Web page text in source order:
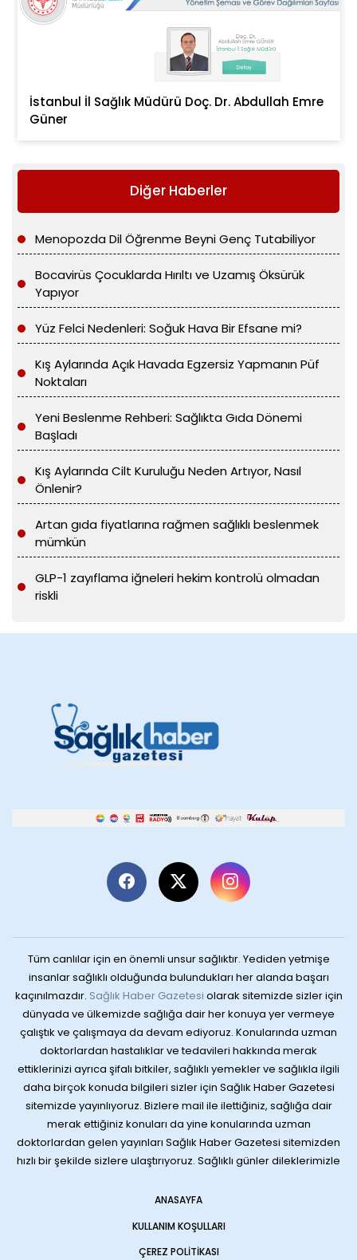
İstanbul İl Sağlık Müdürü Doç. Dr. Abdullah Emre
Güner
Diğer Haberler
Menopozda Dil Öğrenme Beyni Genç Tutabiliyor
Bocavirüs Çocuklarda Hırıltı ve Uzamış Öksürük
Yapıyor
Yüz Felci Nedenleri: Soğuk Hava Bir Efsane mi?
Kış Aylarında Açık Havada Egzersiz Yapmanın Püf
Noktaları
Yeni Beslenme Rehberi: Sağlıkta Gıda Dönemi
Başladı
Kış Aylarında Cilt Kuruluğu Neden Artıyor, Nasıl
Önlenir?
Artan gıda fiyatlarına rağmen sağlıklı beslenmek
mümkün
GLP-1 zayıflama iğneleri hekim kontrolü olmadan
riskli
Tüm canlılar için en önemli unsur sağlıktır. Yediden yetmişe
insanlar sağlıklı olduğunda bulundukları her alanda başarı
kaçınılmazdır. Sağlık Haber Gazetesi olarak sitemizde sizler için
dünyada ve ülkemizde sağlığa dair her konuya yer vermeye
çalıştık ve çalışmaya da devam ediyoruz. Konularında uzman
doktorlardan hastalıklar ve tedavileri hakkında merak
ettiklerinizi ayrıca şifalı bitkiler, sağlıklı yemekler ve sağlıkla ilgili
daha birçok konuda bilgileri sizler için Sağlık Haber Gazetesi
sitemizde yayınlıyoruz. Bizlere mail ile ilettiğiniz, sağlığa dair
merak ettiğiniz konuları da yine konularında uzman
doktorlardan gelen yayınları Sağlık Haber Gazetesi sitemizden
hızlı bir şekilde sizlere ulaştırıyoruz. Sağlıklı günler dileklerimizle
ANASAYFA
KULLANIM KOŞULLARI
ÇEREZ POLITIKASI